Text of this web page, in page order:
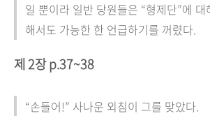
일 뿐이라 일반 당원들은 “형제단”에 대
해서도 가능한 한 언급하기를 꺼렸다.
제 2장 p.37~38
“손들어!” 사나운 외침이 그를 맞았다.